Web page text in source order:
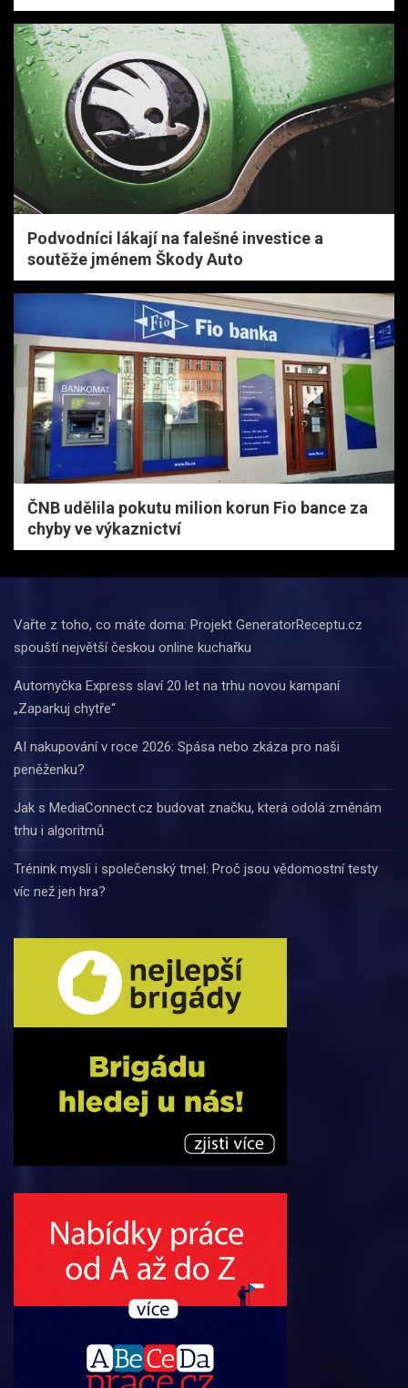
Podvodníci lákají na falešné investice a
soutěže jménem Škody Auto
ČNB udělila pokutu milion korun Fio bance za
chyby ve výkaznictví
Vařte z toho, co máte doma: Projekt GeneratorReceptu.cz
spouští největší českou online kuchařku
Automyčka Express slaví 20 let na trhu novou kampaní
„Zaparkuj chytře“
AI nakupování v roce 2026: Spása nebo zkáza pro naši
peněženku?
Jak s MediaConnect.cz budovat značku, která odolá změnám
trhu i algoritmů
Trénink mysli i společenský tmel: Proč jsou vědomostní testy
víc než jen hra?